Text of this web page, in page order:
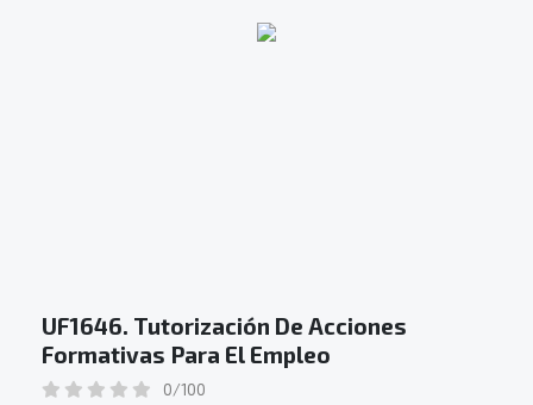
UF1646. Tutorización De Acciones
Formativas Para El Empleo
0/100